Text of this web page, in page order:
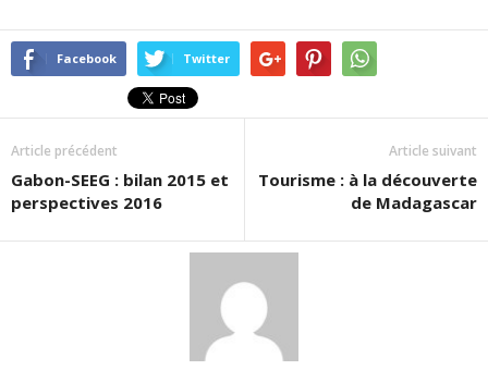
Facebook Twitter
Article précédent
Gabon-SEEG : bilan 2015 et
perspectives 2016
Article suivant
Tourisme : à la découverte
de Madagascar